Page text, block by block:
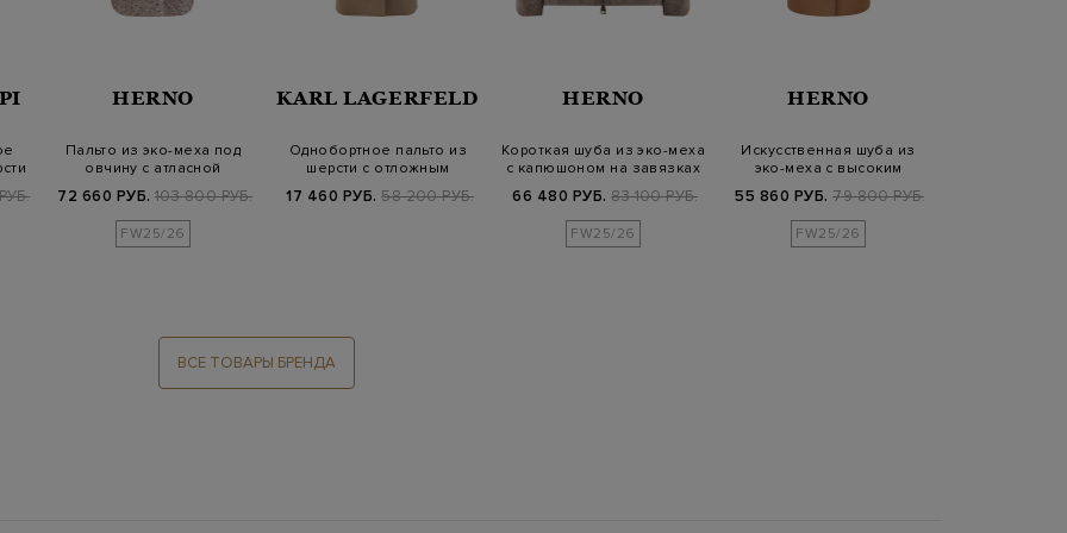
HERNO
Пальто из эко-меха под
овчину с атласной
72 660 РУБ. 103 800 РУБ.
FW25/26
KARL LAGERFELD
Однобортное пальто из
шерсти с отложным
17 460 РУБ. 58 200 РУБ.
HERNO
Короткая шуба из эко-меха
с капюшоном на завязках
66 480 РУБ. 83 100 РУБ.
FW25/26
HERNO
Искусственная шуба из
эко-меха с высоким
55 860 РУБ. 79 800 РУБ.
FW25/26
ВСЕ ТОВАРЫ БРЕНДА